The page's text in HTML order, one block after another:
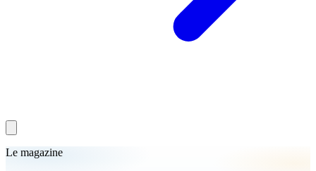
Le magazine